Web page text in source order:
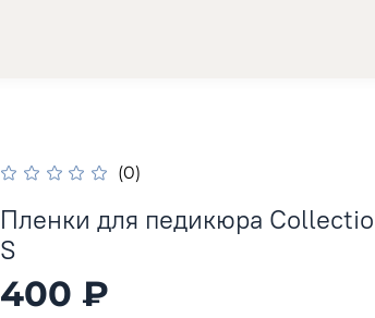
(0)
Пленки для педикюра
S
400 ₽